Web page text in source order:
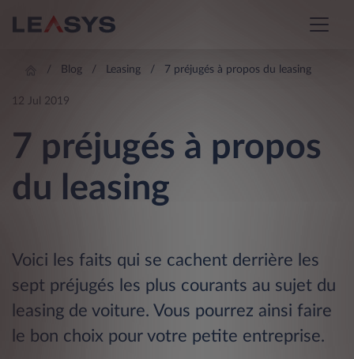
Blog Leasing 7 préjugés à propos du leasing
12 Jul 2019
7 préjugés à propos
du leasing
Voici les faits qui se cachent derrière les
sept préjugés les plus courants au sujet du
leasing de voiture. Vous pourrez ainsi faire
le bon choix pour votre petite entreprise.